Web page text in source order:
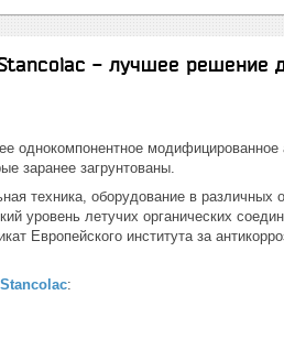
- лучшее решение
однокомпонентное модифицированное
заранее загрунтованы.
техника, оборудование в
уровень летучих органических
Европейского института за
: